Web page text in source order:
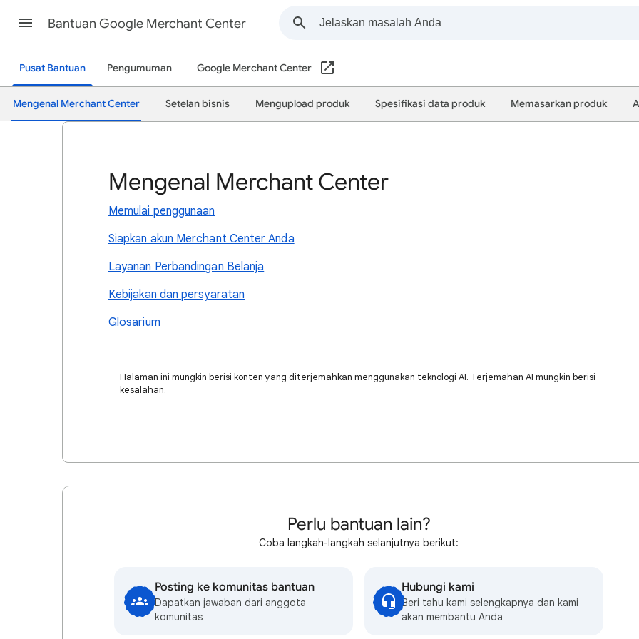
Bantuan Google Merchant Center
Pusat Bantuan Pengumuman Google Merchant Center
Mengenal Merchant Center Setelan bisnis Mengupload produk Spesifikasi data produk Memasarkan produk
Mengenal Merchant Center
Memulai penggunaan
Siapkan akun Merchant Center Anda
Layanan Perbandingan Belanja
Kebijakan dan persyaratan
Glosarium
Halaman ini mungkin berisi konten yang diterjemahkan menggunakan teknologi AI. Terjemahan AI mungkin berisi
kesalahan.
Perlu bantuan lain?
Coba langkah-langkah selanjutnya berikut:
Posting ke komunitas bantuan
Dapatkan jawaban dari anggota
komunitas
Hubungi kami
Beri tahu kami selengkapnya dan kami
akan membantu Anda